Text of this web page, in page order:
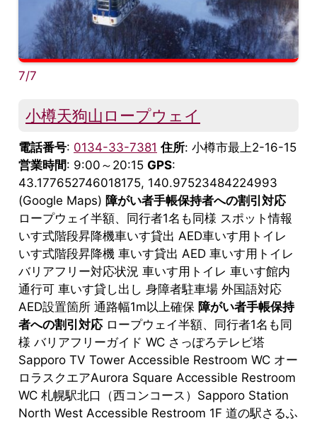
7/7
小樽天狗山ロープウェイ
電話番号: 0134-33-7381 住所: 小樽市最上2-16-15
営業時間: 9:00～20:15 GPS:
43.177652746018175, 140.97523484224993
(Google Maps) 障がい者手帳保持者への割引対応
ロープウェイ半額、同行者1名も同様 スポット情報
いす式階段昇降機車いす貸出 AED車いす用トイレ
いす式階段昇降機 車いす貸出 AED 車いす用トイレ
バリアフリー対応状況 車いす用トイレ 車いす館内
通行可 車いす貸し出し 身障者駐車場 外国語対応
AED設置箇所 通路幅1m以上確保 障がい者手帳保持
者への割引対応ロープウェイ半額、同行者1名も同
様 バリアフリーガイド WC さっぽろテレビ塔
Sapporo TV Tower Accessible Restroom WC オー
ロラスクエアAurora Square Accessible Restroom
WC 札幌駅北口（西コンコース）Sapporo Station
North West Accessible Restroom 1F 道の駅さるふ